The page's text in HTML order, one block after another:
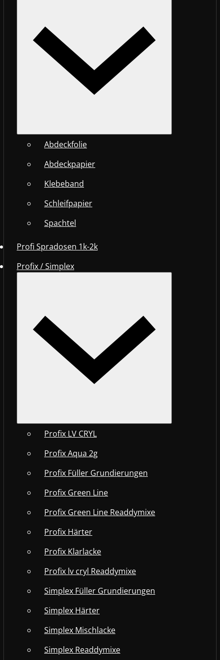
Abdeckfolie
Abdeckpapier
Klebeband
Schleifpapier
Spachtel
Profi Spradosen 1k-2k
Profix / Simplex
Profix LV CRYL
Profix Aqua 2g
Profix Füller Grundierungen
Profix Green Line
Profix Green Line Readdymixe
Profix Härter
Profix Klarlacke
Profix lv cryl Readdymixe
Simplex Füller Grundierungen
Simplex Härter
Simplex Mischlacke
Simplex Readdymixe